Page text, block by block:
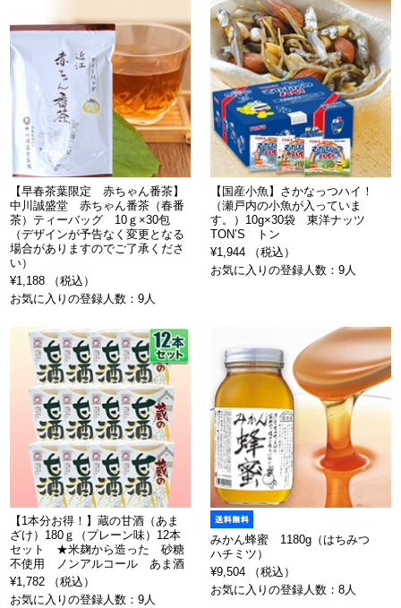
【早春茶葉限定 赤ちゃん番茶】
中川誠盛堂 赤ちゃん番茶（春番
茶）ティーバッグ 10ｇ×30包
（デザインが予告なく変更となる
場合がありますのでご了承くださ
い）
¥1,188 （税込）
お気に入りの登録人数：9人
【国産小魚】さかなっつハイ！
（瀬戸内の小魚が入っていま
す。）10g×30袋 東洋ナッツ
TON’S トン
¥1,944 （税込）
お気に入りの登録人数：9人
【1本分お得！】蔵の甘酒（あま
ざけ）180ｇ（プレーン味）12本
セット ★米麹から造った 砂糖
不使用 ノンアルコール あま酒
¥1,782 （税込）
お気に入りの登録人数：9人
みかん蜂蜜 1180g（はちみつ
ハチミツ）
¥9,504 （税込）
お気に入りの登録人数：8人